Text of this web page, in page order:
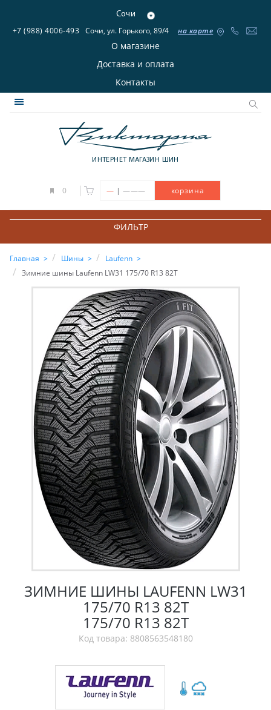
Сочи
+7 (988) 4006-493 Сочи, ул. Горького, 89/4 на карте
О магазине
Доставка и оплата
Контакты
ИНТЕРНЕТ МАГАЗИН ШИН
0 — | ——— корзина
ФИЛЬТР
Главная Шины
Laufenn
Зимние шины Laufenn LW31 175/70 R13 82T
ЗИМНИЕ ШИНЫ LAUFENN LW31
175/70 R13 82T
175/70 R13 82T
Код товара: 8808563548180